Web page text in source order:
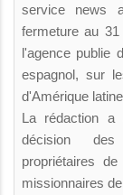
service news
fermeture au
l'agence publie
espagnol, sur
d'Amérique
La rédaction a
décision des
propriétaires
missionnaires